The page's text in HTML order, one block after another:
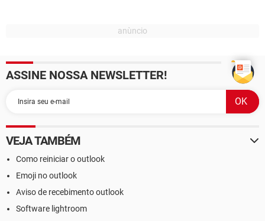
ASSINE NOSSA NEWSLETTER!
VEJA TAMBÉM
Como reiniciar o outlook
Emoji no outlook
Aviso de recebimento outlook
Software lightroom